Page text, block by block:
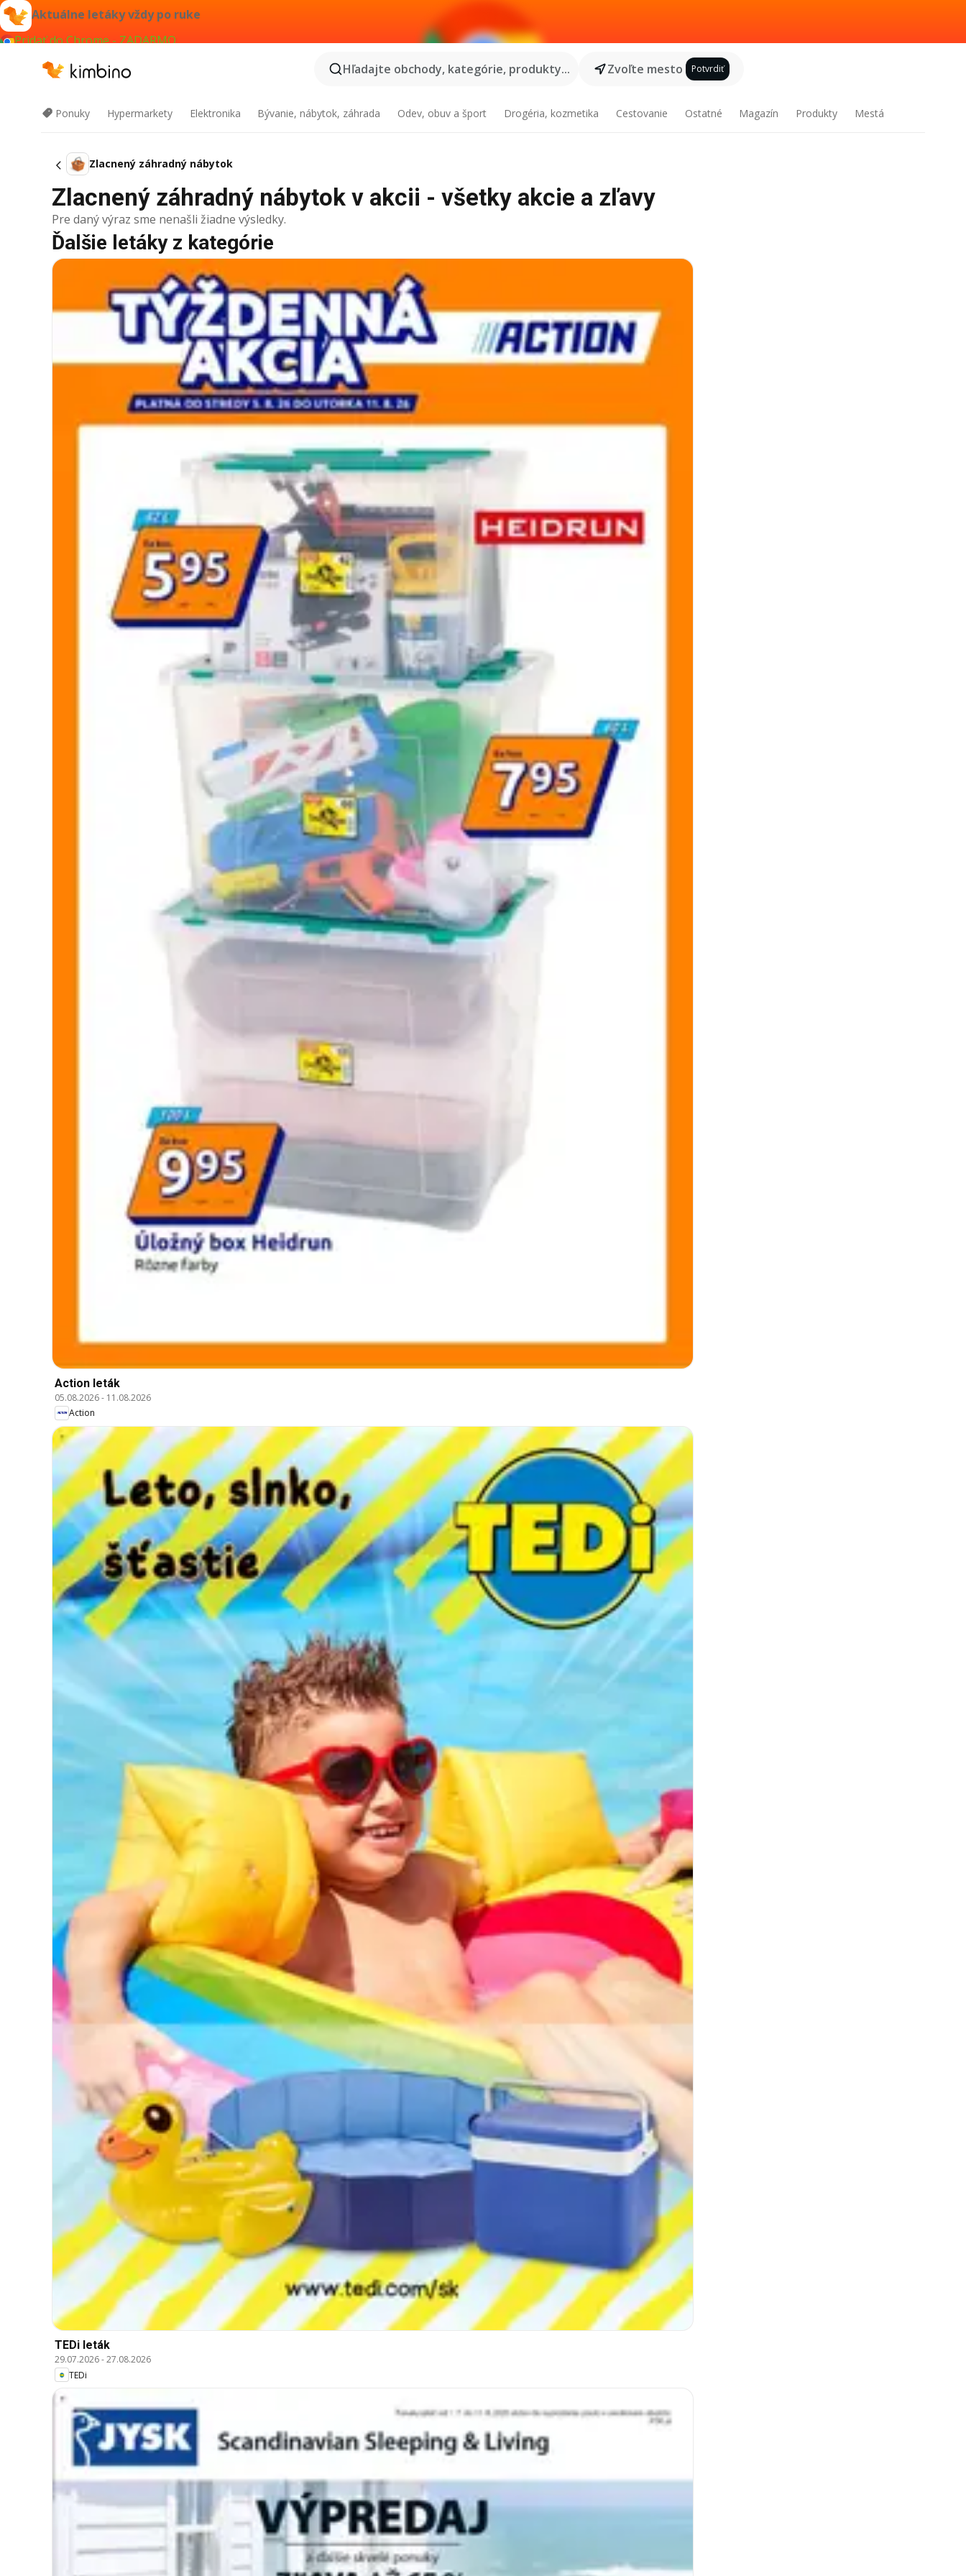
Aktuálne letáky vždy po ruke
Pridať do Chrome - ZADARMO
Hľadajte obchody, kategórie, produkty...
Zvoľte mesto Potvrdiť
Ponuky Hypermarkety Elektronika Bývanie, nábytok, záhrada Odev, obuv a šport Drogéria, kozmetika Cestovanie Ostatné Magazín Produkty Mestá
Zlacnený záhradný nábytok
Zlacnený záhradný nábytok v akcii - všetky akcie a zľavy
Pre daný výraz sme nenašli žiadne výsledky.
Ďalšie letáky z kategórie
Action leták
05.08.2026- 11.08.2026
Action
TEDi leták
29.07.2026-27.08.2026
TEDi